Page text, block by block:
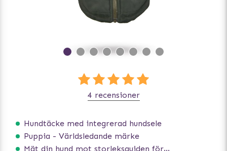
Hundtäcke med integrerad hundsele
Puppia - Världsledande märke
Mät din hund mot storleksguiden för att få rätt storlek
4 recensioner